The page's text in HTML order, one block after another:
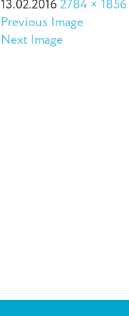
13.02.20162784 × 1856
Previous Image
Next Image